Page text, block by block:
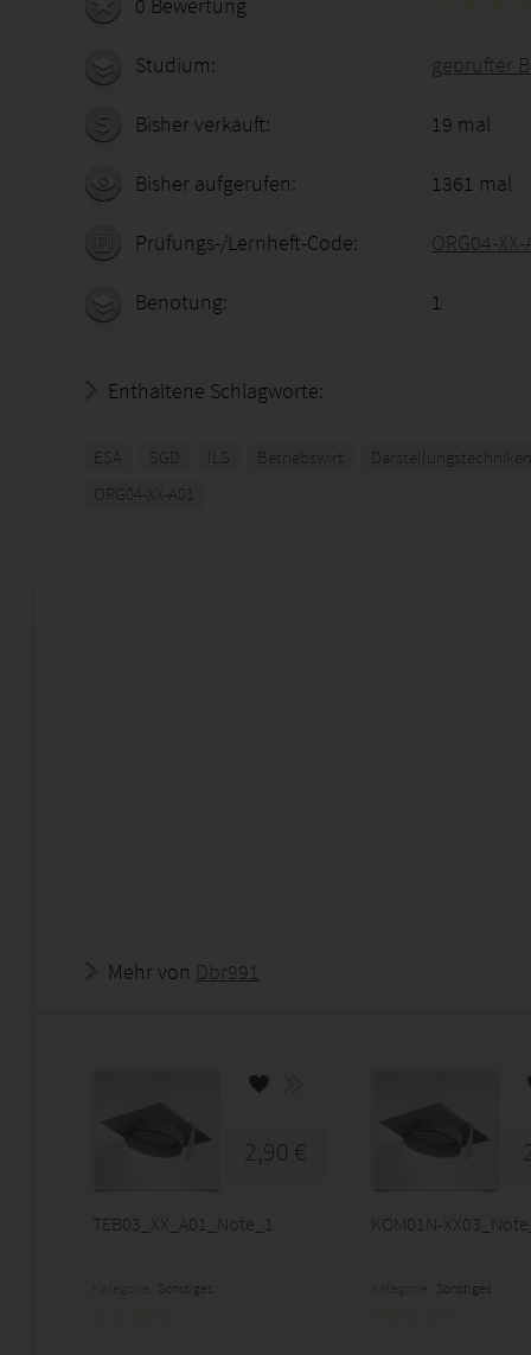
Studium: geprüfter
Bisher verkauft: 19 mal
Bisher aufgerufen: 1361 mal
Prüfungs-/Lernheft-Code: ORG04-
Benotung: 1
Enthaltene Schlagworte:
ESA SGD ILS Betriebswirt
ORG04-XX-A01
Mehr von Dbr991
2,90 €
TEB03_XX_A01_Note_1
Sonstiges
KOM01N-
Sonstiges